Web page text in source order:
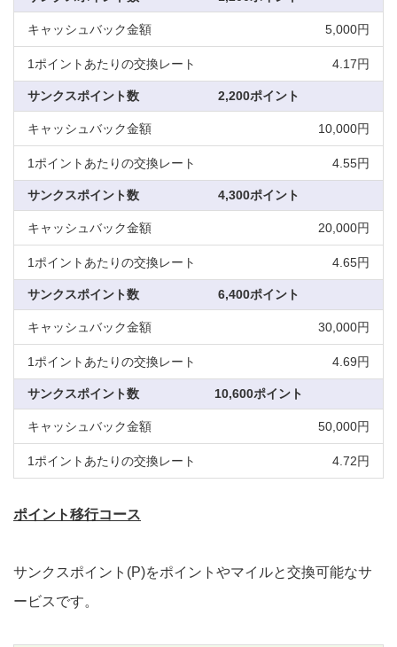
5,000円
4.17円
2,200ポイント
10,000円
4.55円
4,300ポイント
20,000円
4.65円
6,400ポイント
30,000円
4.69円
10,600ポイント
50,000円
4.72円
ポイント移行コース
サンクスポイント(P)をポイントやマイルと交換可能なサ
ービスです。